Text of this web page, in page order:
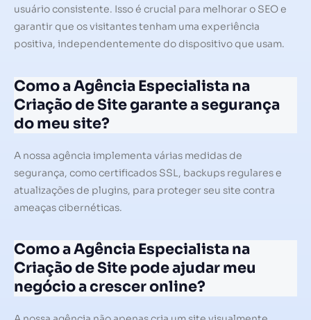
usuário consistente. Isso é crucial para melhorar o SEO e
garantir que os visitantes tenham uma experiência
positiva, independentemente do dispositivo que usam.
Como a Agência Especialista na
Criação de Site garante a segurança
do meu site?
A nossa agência implementa várias medidas de
segurança, como certificados SSL, backups regulares e
atualizações de plugins, para proteger seu site contra
ameaças cibernéticas.
Como a Agência Especialista na
Criação de Site pode ajudar meu
negócio a crescer online?